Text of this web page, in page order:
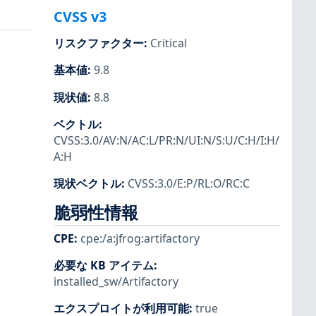
CVSS v3
リスクファクター: Critical
基本値: 9.8
現状値: 8.8
ベクトル:
CVSS:3.0/AV:N/AC:L/PR:N/UI:N/S:U/C:H/I:H/
A:H
現状ベクトル: CVSS:3.0/E:P/RL:O/RC:C
脆弱性情報
CPE: cpe:/a:jfrog:artifactory
必要な KB アイテム:
installed_sw/Artifactory
エクスプロイトが利用可能: true